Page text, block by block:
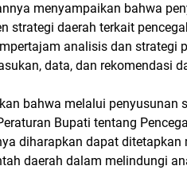
menyampaikan bahwa
strategi daerah terkait
analisis dan strategi
data, dan rekomendasi
bahwa melalui
Bupati tentang
diharapkan dapat
daerah dalam melindungi